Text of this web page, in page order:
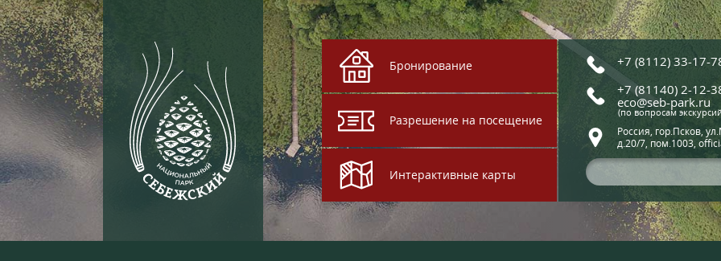
Бронирование
Разрешение на посещение
Интерактивные карты
+7 (8112) 33-17-
+7 (81140) 2-12-
eco@seb-park.ru
(по вопросам
Россия, гор.Псков,
д.20/7, пом.1003,